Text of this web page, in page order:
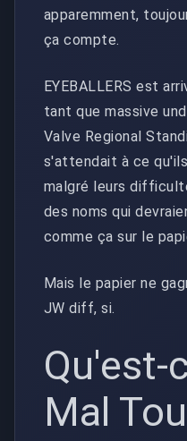
apparemment,
ça compte.
EYEBALLERS est
tant que massive
Valve Regional
s'attendait à ce
malgré leurs
des noms qui
comme ça sur le
Mais le papier ne
JW diff, si.
Qu'est-
Mal